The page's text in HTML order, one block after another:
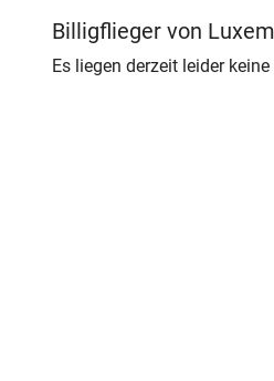
Billigflieger von
Es liegen derzeit leider